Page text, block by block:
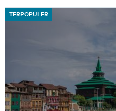
TERPOPULER